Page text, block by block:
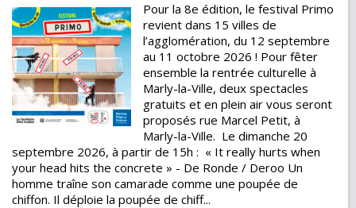
Pour la 8e édition, le festival Primo
revient dans 15 villes de
l’agglomération, du 12 septembre
au 11 octobre 2026 ! Pour fêter
ensemble la rentrée culturelle à
Marly-la-Ville, deux spectacles
gratuits et en plein air vous seront
proposés rue Marcel Petit, à
Marly-la-Ville. Le dimanche 20
septembre 2026, à partir de 15h : « It really hurts when
your head hits the concrete » - De Ronde / Deroo Un
homme traîne son camarade comme une poupée de
chiffon. Il déploie la poupée de chiff...